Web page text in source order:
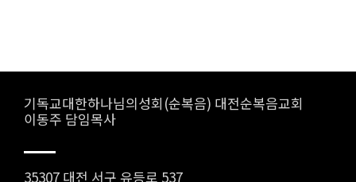
기독교대한하나님의성회(순복음) 대전순복음교회
이동주 담임목사
35307 대전 서구 유등로 537